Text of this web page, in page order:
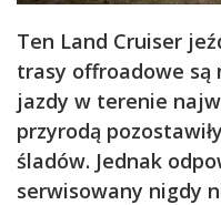
Ten Land Cruiser
trasy offroadowe
jazdy w terenie
przyrodą
śladów. Jednak
serwisowany nigdy